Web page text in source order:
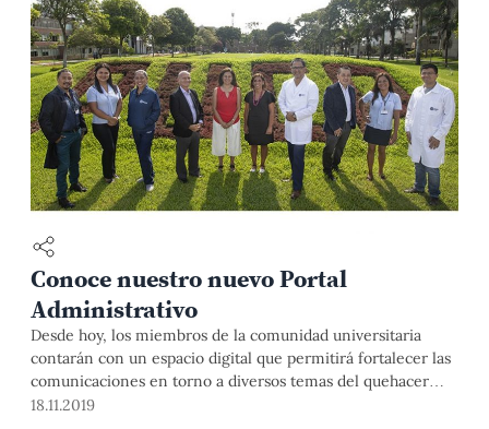
Conoce nuestro nuevo Portal
Administrativo
Desde hoy, los miembros de la comunidad universitaria
contarán con un espacio digital que permitirá fortalecer las
comunicaciones en torno a diversos temas del quehacer
administrativo desde la gestión hacia la comunidad y
18.11.2019